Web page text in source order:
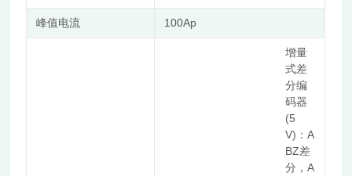
峰值电流 100Ap
增量
式差
分编
码器
(5
V)：A
BZ差
分，A